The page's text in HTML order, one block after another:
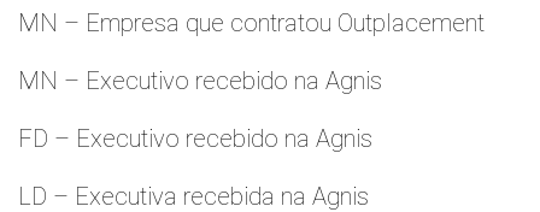
MN – Empresa que contratou Outplacement
MN – Executivo recebido na Agnis
FD – Executivo recebido na Agnis
LD – Executiva recebida na Agnis